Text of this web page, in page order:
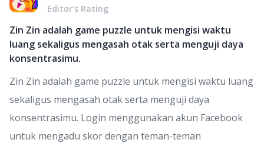
Editor’s Rating
Zin Zin adalah game puzzle untuk mengisi waktu
luang sekaligus mengasah otak serta menguji daya
konsentrasimu.
Zin Zin adalah game puzzle untuk mengisi waktu luang
sekaligus mengasah otak serta menguji daya
konsentrasimu. Login menggunakan akun Facebook
untuk mengadu skor dengan teman-teman